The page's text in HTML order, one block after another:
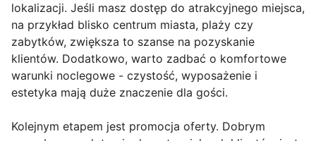
lokalizacji. Jeśli masz dostęp do atrakcyjnego miejsca,
na przykład blisko centrum miasta, plaży czy
zabytków, zwiększa to szanse na pozyskanie
klientów. Dodatkowo, warto zadbać o komfortowe
warunki noclegowe - czystość, wyposażenie i
estetyka mają duże znaczenie dla gości.
Kolejnym etapem jest promocja oferty. Dobrym